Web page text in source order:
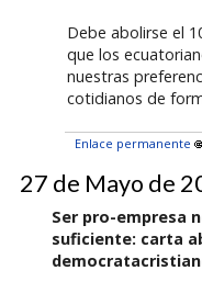
Debe abolirse el
que los
nuestras
cotidianos de
Enlace permanente
27 de Mayo de
Ser pro-empresa
suficiente: carta